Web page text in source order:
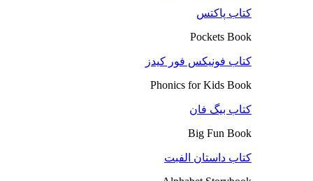
کتاب پاکتس
Pockets Book
کتاب فونیکس فور کیدز
Phonics for Kids Book
کتاب بیگ فان
Big Fun Book
کتاب داستان الفبت